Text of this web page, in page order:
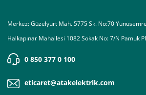
Merkez: Güzelyurt Mah. 5775 Sk. No:70
Halkapınar Mahallesi 1082 Sokak No: 7/N Pamuk
0 850 377 0 100
eticaret@atakelektrik.com